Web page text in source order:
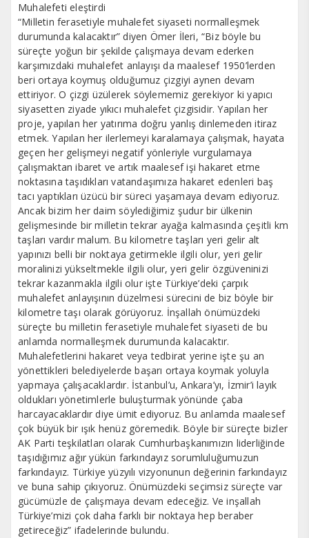
Muhalefeti eleştirdi
“Milletin ferasetiyle muhalefet siyaseti normalleşmek
durumunda kalacaktır” diyen Ömer İleri, “Biz böyle bu
süreçte yoğun bir şekilde çalışmaya devam ederken
karşımızdaki muhalefet anlayışı da maalesef 1950’lerden
beri ortaya koymuş olduğumuz çizgiyi aynen devam
ettiriyor. O çizgi üzülerek söylememiz gerekiyor ki yapıcı
siyasetten ziyade yıkıcı muhalefet çizgisidir. Yapılan her
proje, yapılan her yatırıma doğru yanlış dinlemeden itiraz
etmek. Yapılan her ilerlemeyi karalamaya çalışmak, hayata
geçen her gelişmeyi negatif yönleriyle vurgulamaya
çalışmaktan ibaret ve artık maalesef işi hakaret etme
noktasına taşıdıkları vatandaşımıza hakaret edenleri baş
tacı yaptıkları üzücü bir süreci yaşamaya devam ediyoruz.
Ancak bizim her daim söylediğimiz şudur bir ülkenin
gelişmesinde bir milletin tekrar ayağa kalmasında çeşitli km
taşları vardır malum. Bu kilometre taşları yeri gelir alt
yapınızı belli bir noktaya getirmekle ilgili olur, yeri gelir
moralinizi yükseltmekle ilgili olur, yeri gelir özgüveninizi
tekrar kazanmakla ilgili olur işte Türkiye’deki çarpık
muhalefet anlayışının düzelmesi sürecini de biz böyle bir
kilometre taşı olarak görüyoruz. İnşallah önümüzdeki
süreçte bu milletin ferasetiyle muhalefet siyaseti de bu
anlamda normalleşmek durumunda kalacaktır.
Muhalefetlerini hakaret veya tedbirat yerine işte şu an
yönettikleri belediyelerde başarı ortaya koymak yoluyla
yapmaya çalışacaklardır. İstanbul’u, Ankara’yı, İzmir’i layık
oldukları yönetimlerle buluşturmak yönünde çaba
harcayacaklardır diye ümit ediyoruz. Bu anlamda maalesef
çok büyük bir ışık henüz göremedik. Böyle bir süreçte bizler
AK Parti teşkilatları olarak Cumhurbaşkanımızın liderliğinde
taşıdığımız ağır yükün farkındayız sorumluluğumuzun
farkındayız. Türkiye yüzyılı vizyonunun değerinin farkındayız
ve buna sahip çıkıyoruz. Önümüzdeki seçimsiz süreçte var
gücümüzle de çalışmaya devam edeceğiz. Ve inşallah
Türkiye’mizi çok daha farklı bir noktaya hep beraber
getireceğiz” ifadelerinde bulundu.